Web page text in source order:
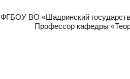
ФГБОУ ВО «Шадринский
Профессор кафедры